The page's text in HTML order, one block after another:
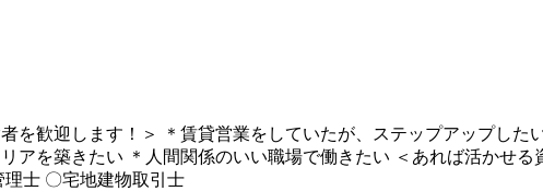
を歓迎します！＞ ＊賃貸営業をしていたが、ステップアップし
アを築きたい ＊人間関係のいい職場で働きたい ＜あれば活か
士 〇宅地建物取引士